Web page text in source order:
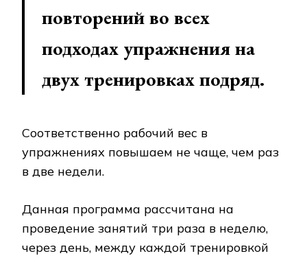
повторений во всех
подходах упражнения на
двух тренировках подряд.
Соответственно рабочий вес в
упражнениях повышаем не чаще, чем раз
в две недели.
Данная программа рассчитана на
проведение занятий три раза в неделю,
через день, между каждой тренировкой